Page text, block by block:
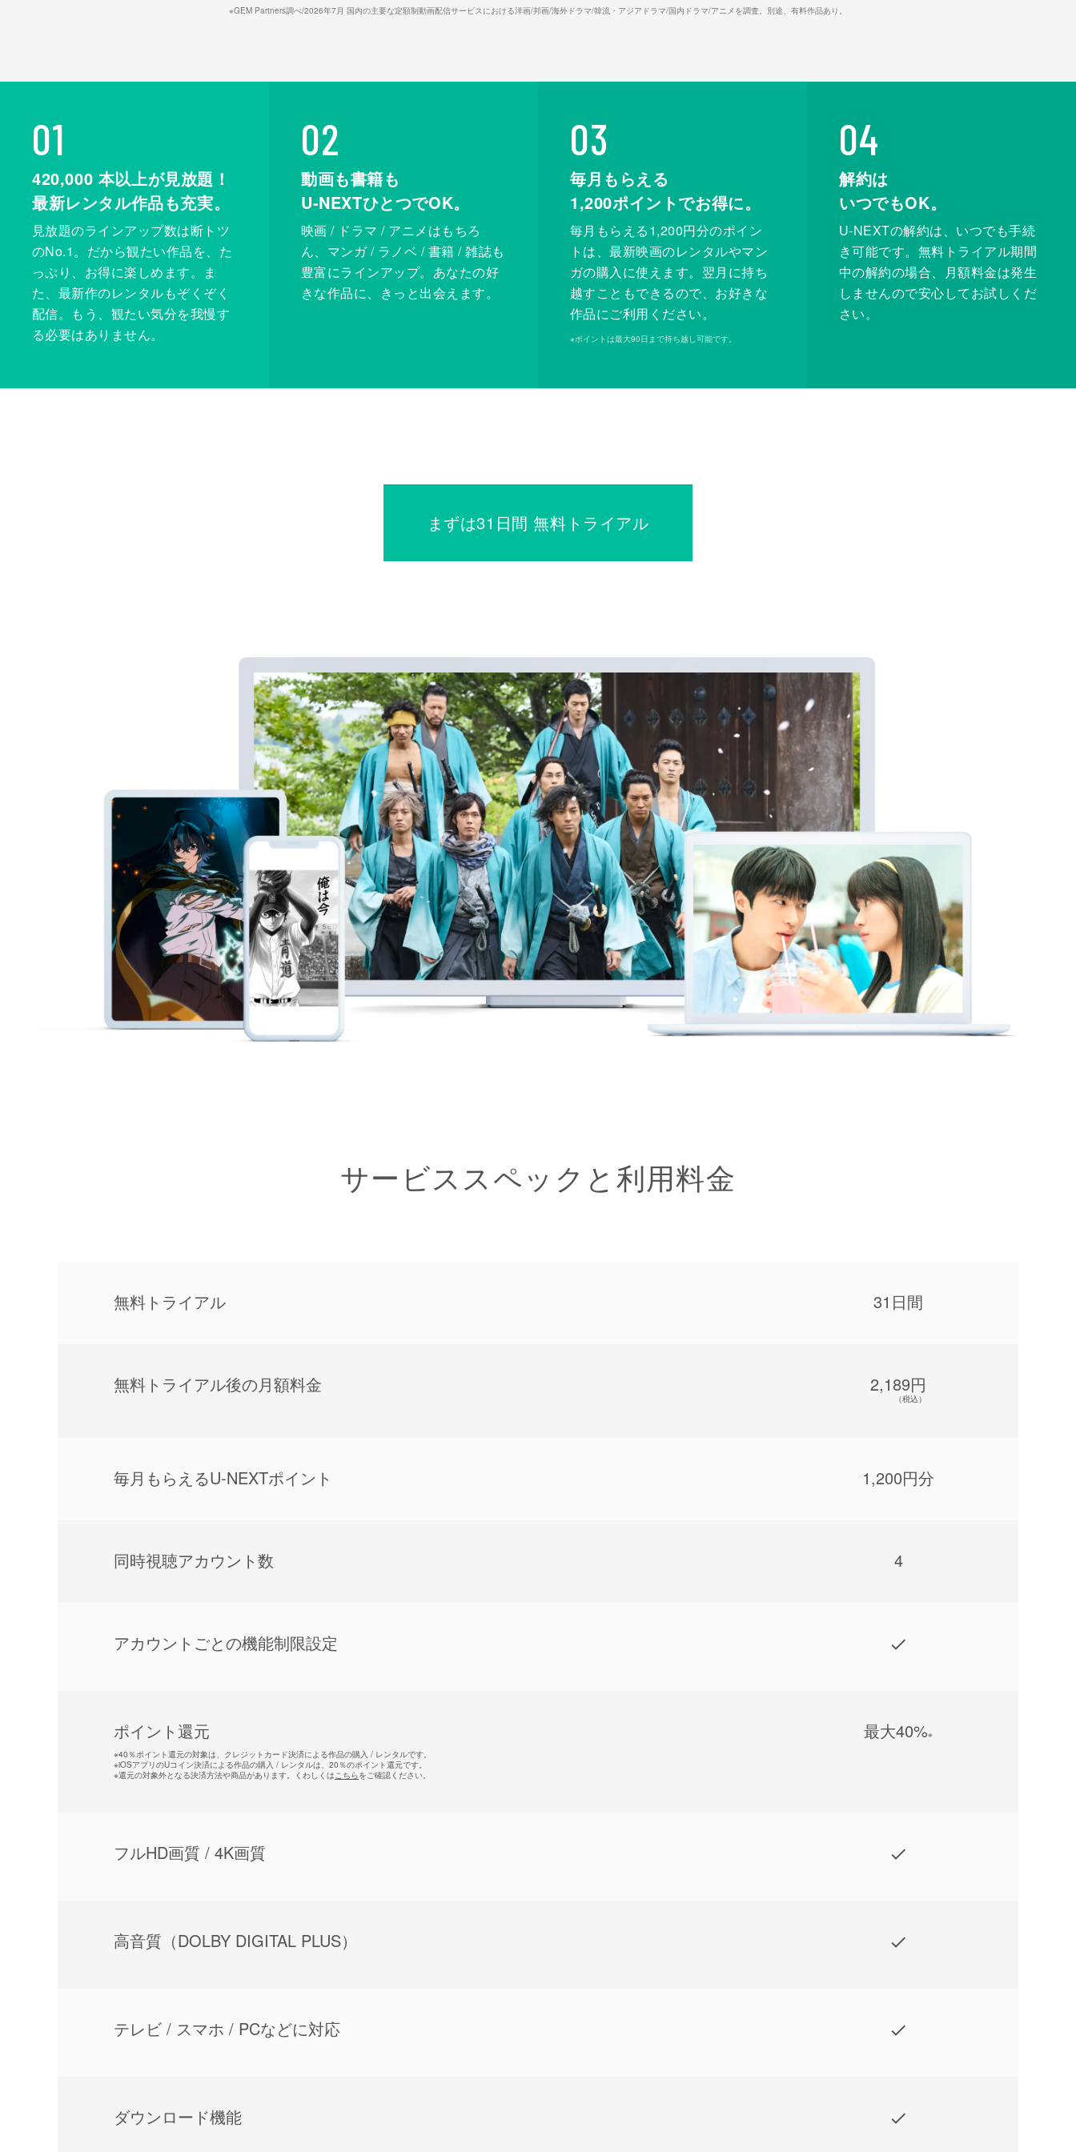
※GEM Partners調べ/2026年7⽉ 国内の主要な定額制動画配信サービスにおける洋画/邦画/海外ドラマ/韓流・アジアドラマ/国内ドラマ/アニメを調査。別途、有料作品あり。
01
420,000 本以上が見放題！
最新レンタル作品も充実。
見放題のラインアップ数は断トツ
のNo.1。だから観たい作品を、た
っぷり、お得に楽しめます。ま
た、最新作のレンタルもぞくぞく
配信。もう、観たい気分を我慢す
る必要はありません。
02
動画も書籍も
U-NEXTひとつでOK。
映画 / ドラマ / アニメはもちろ
ん、マンガ / ラノベ / 書籍 / 雑誌も
豊富にラインアップ。あなたの好
きな作品に、きっと出会えます。
03
毎月もらえる
1,200ポイントでお得に。
毎月もらえる1,200円分のポイン
トは、最新映画のレンタルやマン
ガの購入に使えます。翌月に持ち
越すこともできるので、お好きな
作品にご利用ください。
※ポイントは最大90日まで持ち越し可能です。
04
解約は
いつでもOK。
U-NEXTの解約は、いつでも手続
き可能です。無料トライアル期間
中の解約の場合、月額料金は発生
しませんので安心してお試しくだ
さい。
まずは31日間 無料トライアル
サービススペックと利用料金
無料トライアル 31日間
無料トライアル後の⽉額料金 2,189円
（税込）
毎⽉もらえるU-NEXTポイント 1,200円分
同時視聴アカウント数 4
アカウントごとの機能制限設定
ポイント還元 最⼤40%※
※40％ポイント還元の対象は、クレジットカード決済による作品の購入 / レンタルです。
※iOSアプリのUコイン決済による作品の購入 / レンタルは、20％のポイント還元です。
※還元の対象外となる決済方法や商品があります。くわしくはこちらをご確認ください。
フルHD画質 / 4K画質
⾼⾳質（DOLBY DIGITAL PLUS）
テレビ / スマホ / PCなどに対応
ダウンロード機能